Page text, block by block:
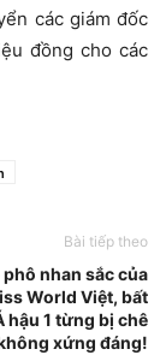
các giám đốc
đồng cho các
Bài tiếp theo
phô nhan sắc của
World Việt, bất
hậu 1 từng bị chê
xứng đáng!